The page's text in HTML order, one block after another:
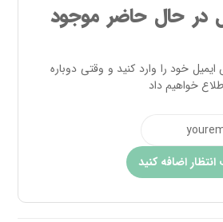
در حال حاضر موجود
خود را وارد کنید و وقتی دوباره
خواهیم داد
اضافه کنید